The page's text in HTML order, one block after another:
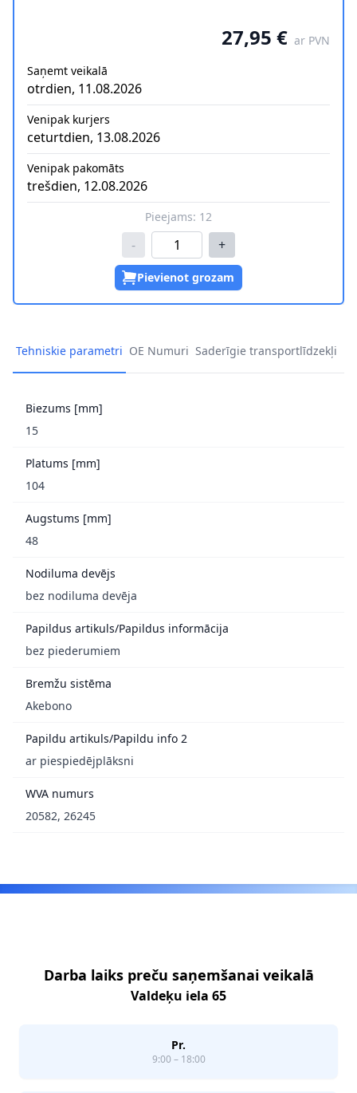
27,95 € ar PVN
Saņemt veikalā
otrdien, 11.08.2026
Venipak kurjers
ceturtdien, 13.08.2026
Venipak pakomāts
trešdien, 12.08.2026
Pieejams: 12
- +
Pievienot grozam
Tehniskie parametri OE Numuri Saderīgie transportlīdzekļi
Biezums [mm]
15
Platums [mm]
104
Augstums [mm]
48
Nodiluma devējs
bez nodiluma devēja
Papildus artikuls/Papildus informācija
bez piederumiem
Bremžu sistēma
Akebono
Papildu artikuls/Papildu info 2
ar piespiedējplāksni
WVA numurs
20582, 26245
Darba laiks preču saņemšanai veikalā
Valdeķu iela 65
Pr.
9:00 – 18:00